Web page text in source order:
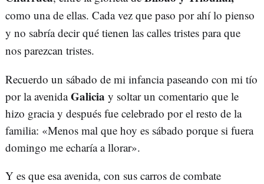
como una de ellas. Cada vez que paso por ahí lo pienso
y no sabría decir qué tienen las calles tristes para que
nos parezcan tristes.
Recuerdo un sábado de mi infancia paseando con mi tío
por la avenidaGalicia y soltar un comentario que le
hizo gracia y después fue celebrado por el resto de la
familia: «Menos mal que hoy es sábado porque si fuera
domingo me echaría a llorar».
Y es que esa avenida, con sus carros de combate